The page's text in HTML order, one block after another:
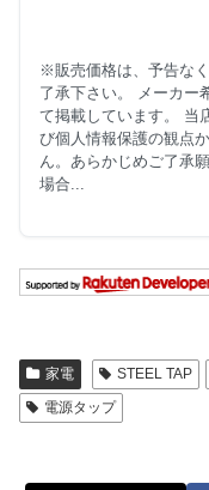
※販売価格は、予告な
了承下さい。 メーカー
て掲載しています。 当
び個人情報保護の観点
ん。あらかじめご了承
場合...
家電 STEEL TAP
電源タップ